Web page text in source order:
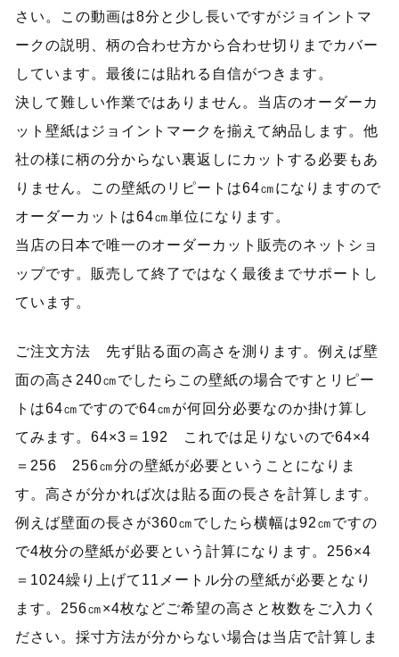
さい。この動画は8分と少し長いですがジョイントマ
ークの説明、柄の合わせ方から合わせ切りまでカバー
しています。最後には貼れる自信がつきます。
決して難しい作業ではありません。当店のオーダーカ
ット壁紙はジョイントマークを揃えて納品します。他
社の様に柄の分からない裏返しにカットする必要もあ
りません。この壁紙のリピートは64㎝になりますので
オーダーカットは64㎝単位になります。
当店の日本で唯一のオーダーカット販売のネットショ
ップです。販売して終了ではなく最後までサポートし
ています。
ご注文方法 先ず貼る面の高さを測ります。例えば壁
面の高さ240㎝でしたらこの壁紙の場合ですとリピー
トは64㎝ですので64㎝が何回分必要なのか掛け算し
てみます。64×3＝192 これでは足りないので64×4
＝256 256㎝分の壁紙が必要ということになりま
す。高さが分かれば次は貼る面の長さを計算します。
例えば壁面の長さが360㎝でしたら横幅は92㎝ですの
で4枚分の壁紙が必要という計算になります。256×4
＝1024繰り上げて11メートル分の壁紙が必要となり
ます。256㎝×4枚などご希望の高さと枚数をご入力く
ださい。採寸方法が分からない場合は当店で計算しま